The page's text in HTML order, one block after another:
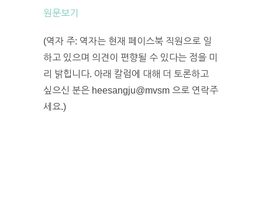
원문보기
(역자 주: 역자는 현재 페이스북 직원으로 일
하고 있으며 의견이 편향될 수 있다는 점을 미
리 밝힙니다. 아래 칼럼에 대해 더 토론하고
싶으신 분은 heesangju@mvsm 으로 연락주
세요.)